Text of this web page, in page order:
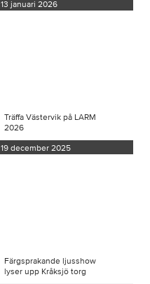
13 januari 2026
Träffa Västervik på LARM
2026
19 december 2025
Färgsprakande ljusshow
lyser upp Kråksjö torg